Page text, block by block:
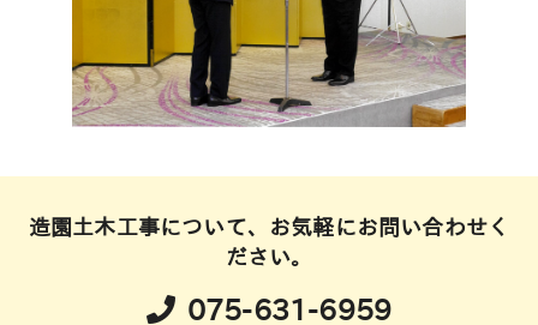
造園土木工事について、お気軽にお問い合わせく
ださい。
075-631-6959